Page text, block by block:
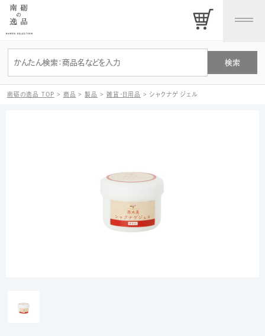
南砺の逸品 TOP > 商品 >製品 > 雑貨・日用品 > シャクナゲ ジェル